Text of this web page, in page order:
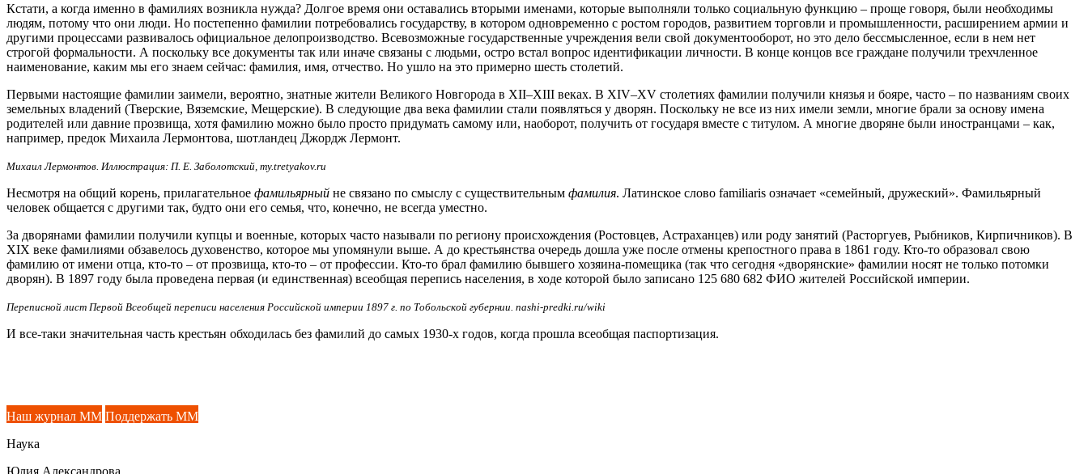
Кстати, а когда именно в фамилиях возникла нужда? Долгое время они оставались вторыми именами, которые выполняли только социальную функцию – проще говоря, были необходимы
людям, потому что они люди. Но постепенно фамилии потребовались государству, в котором одновременно с ростом городов, развитием торговли и промышленности, расширением армии и
другими процессами развивалось официальное делопроизводство. Всевозможные государственные учреждения вели свой документооборот, но это дело бессмысленное, если в нем нет
строгой формальности. А поскольку все документы так или иначе связаны с людьми, остро встал вопрос идентификации личности. В конце концов все граждане получили трехчленное
наименование, каким мы его знаем сейчас: фамилия, имя, отчество. Но ушло на это примерно шесть столетий.
Первыми настоящие фамилии заимели, вероятно, знатные жители Великого Новгорода в XII–XIII веках. В XIV–XV столетиях фамилии получили князья и бояре, часто – по названиям своих
земельных владений (Тверские, Вяземские, Мещерские). В следующие два века фамилии стали появляться у дворян. Поскольку не все из них имели земли, многие брали за основу имена
родителей или давние прозвища, хотя фамилию можно было просто придумать самому или, наоборот, получить от государя вместе с титулом. А многие дворяне были иностранцами – как,
например, предок Михаила Лермонтова, шотландец Джордж Лермонт.
Михаил Лермонтов. Иллюстрация: П. Е. Заболотский, my.tretyakov.ru
Несмотря на общий корень, прилагательное фамильярный не связано по смыслу с существительным фамилия. Латинское слово familiaris означает «семейный, дружеский». Фамильярный
человек общается с другими так, будто они его семья, что, конечно, не всегда уместно.
За дворянами фамилии получили купцы и военные, которых часто называли по региону происхождения (Ростовцев, Астраханцев) или роду занятий (Расторгуев, Рыбников, Кирпичников). В
XIX веке фамилиями обзавелось духовенство, которое мы упомянули выше. А до крестьянства очередь дошла уже после отмены крепостного права в 1861 году. Кто-то образовал свою
фамилию от имени отца, кто-то – от прозвища, кто-то – от профессии. Кто-то брал фамилию бывшего хозяина-помещика (так что сегодня «дворянские» фамилии носят не только потомки
дворян). В 1897 году была проведена первая (и единственная) всеобщая перепись населения, в ходе которой было записано 125 680 682 ФИО жителей Российской империи.
Переписной лист Первой Всеобщей переписи населения Российской империи 1897 г. по Тобольской губернии. nashi-predki.ru/wiki
И все-таки значительная часть крестьян обходилась без фамилий до самых 1930-х годов, когда прошла всеобщая паспортизация.
Наш журнал ММ Поддержать ММ
Наука
Юлия Александрова